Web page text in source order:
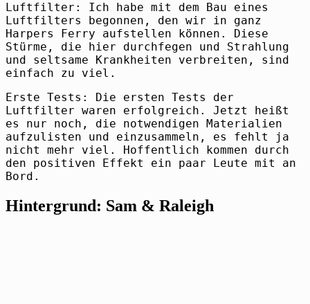
Luftfilter: Ich habe mit dem Bau eines
Luftfilters begonnen, den wir in ganz
Harpers Ferry aufstellen können. Diese
Stürme, die hier durchfegen und Strahlung
und seltsame Krankheiten verbreiten, sind
einfach zu viel.
Erste Tests: Die ersten Tests der
Luftfilter waren erfolgreich. Jetzt heißt
es nur noch, die notwendigen Materialien
aufzulisten und einzusammeln, es fehlt ja
nicht mehr viel. Hoffentlich kommen durch
den positiven Effekt ein paar Leute mit an
Bord.
Hintergrund: Sam & Raleigh